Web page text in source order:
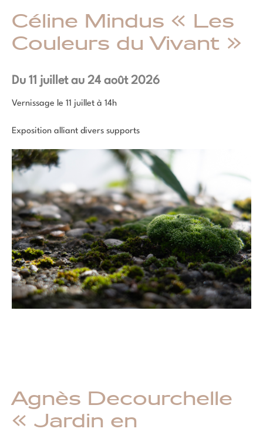
Céline Mindus « Les
Couleurs du Vivant »
Du 11 juillet au 24 août 2026
Vernissage le 11 juillet à 14h
Exposition alliant divers supports
Agnès Decourchelle
« Jardin en